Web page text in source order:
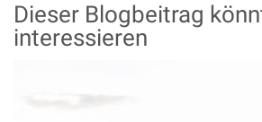
Dieser Blogbeitrag
interessieren